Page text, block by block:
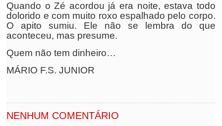
Quando o Zé acordou já era noite, estava todo
dolorido e com muito roxo espalhado pelo corpo.
O apito sumiu. Ele não se lembra do que
aconteceu, mas presume.
Quem não tem dinheiro…
MÁRIO F.S. JUNIOR
NENHUM COMENTÁRIO